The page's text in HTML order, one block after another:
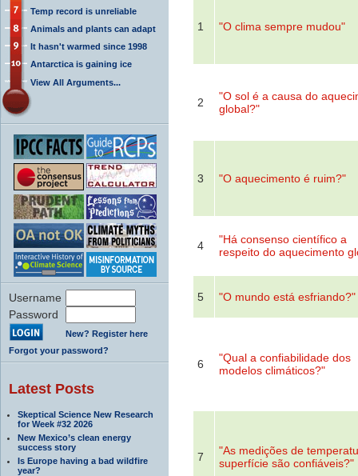
Temp record is unreliable
Animals and plants can adapt
It hasn't warmed since 1998
Antarctica is gaining ice
View All Arguments...
Username
Password
New? Register here
Forgot your password?
Latest Posts
Skeptical Science New Research
for Week #32 2026
New Mexico’s clean energy
success story
Is Europe having a bad wildfire
year?
1 "O clima sempre mudou"
2
"O sol é a causa do
global?"
3 "O aquecimento é ruim?"
4
"Há consenso científico a
respeito do aquecimento
5 "O mundo está esfriando?"
6
"Qual a confiabilidade dos
modelos climáticos?"
7
"As medições de
superfície são confiáveis?"